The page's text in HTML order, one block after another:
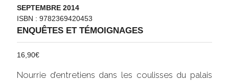
SEPTEMBRE 2014
ISBN : 9782369420453
ENQUÊTES ET TÉMOIGNAGES
16,90€
Nourrie d’entretiens dans les coulisses du palais